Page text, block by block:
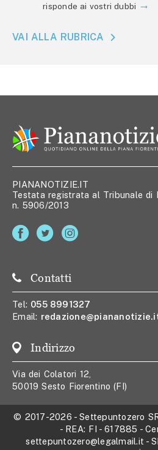
risponde ai vostri dubbi
VAI ALLA RUBRICA
PIANANOTIZIE.IT
Testata registrata al Tribunale di
n. 5906/2013
Contatti
Tel: 055 8991327
Email:
Indirizzo
Via dei Colatori 12,
50019 Sesto Fiorentino (FI)
© 2017-2026 -Settepuntozero
- REA: FI - 617885 -
settepuntozero@legalmail.it -